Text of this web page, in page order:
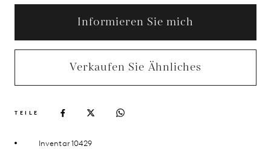
Informieren Sie mich
Verkaufen Sie Ähnliches
TEILE
Inventar 10429